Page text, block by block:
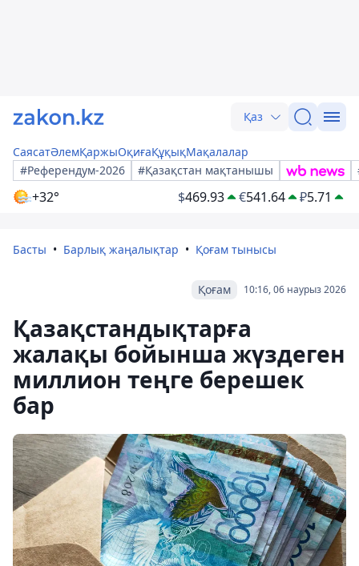
Қаз
СаясатӘлемҚаржыОқиғаҚұқықМақалалар
#Референдум-2026
#Қазақстан мақтанышы
+32° $469.93 €541.64 ₽5.71
Басты Барлық жаңалықтар Қоғам тынысы
10:16, 06 наурыз 2026
Қоғам
Қазақстандықтарға
жалақы бойынша жүздеген
миллион теңге берешек
бар